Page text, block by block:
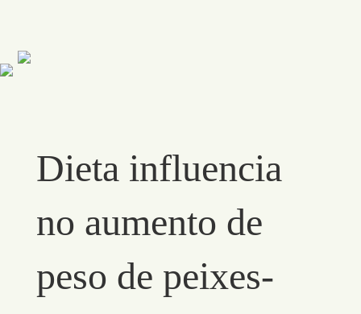
Dieta influencia
no aumento de
peso de peixes-